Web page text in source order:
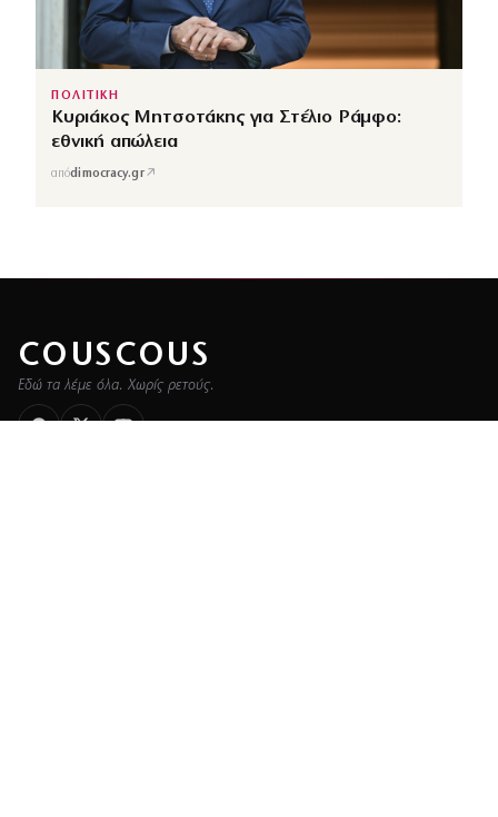
ΠΟΛΙΤΙΚΗ
Κυριάκος Μητσοτάκης για Στέλιο Ράμφο:
εθνική απώλεια
απόdimocracy.gr↗
COUSCOUS
Εδώ τα λέμε όλα. Χωρίς ρετούς.